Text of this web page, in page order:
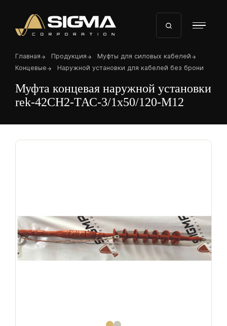
основному
содержанию
Строка
навигации
Главная Продукция
Муфты для силовых кабелей
Концевые
Наружной установки для кабелей без брони
Муфта концевая наружной установки
rek-42CH2-ТАС-3/1х50/120-M12